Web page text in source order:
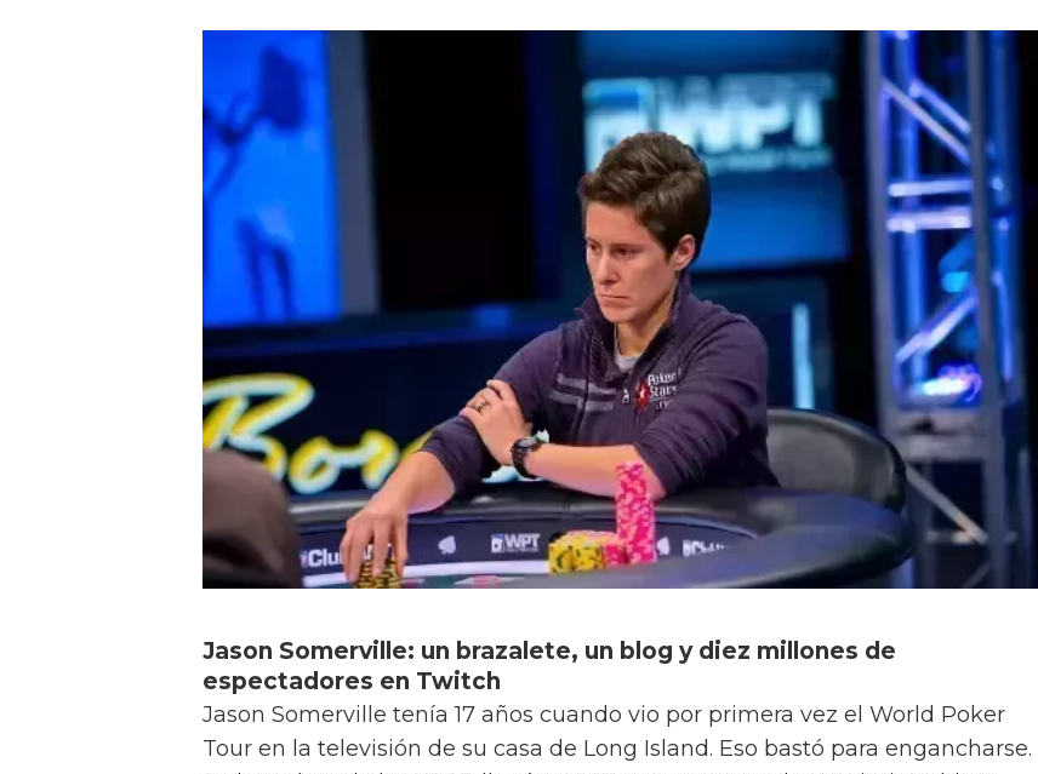
Jason Somerville: un brazalete, un blog y diez millones de
espectadores en Twitch
Jason Somerville tenía 17 años cuando vio por primera vez el World Poker
Tour en la televisión de su casa de Long Island. Eso bastó para engancharse.